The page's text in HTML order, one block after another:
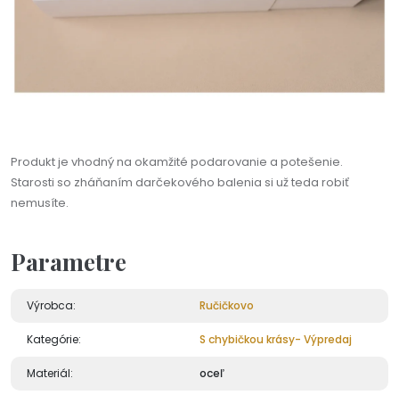
Produkt je vhodný na okamžité podarovanie a potešenie.
Starosti so zháňaním darčekového balenia si už teda robiť
nemusíte.
Parametre
Výrobca: Ručičkovo
Kategórie: S chybičkou krásy- Výpredaj
Materiál: oceľ